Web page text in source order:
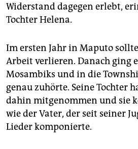
Widerstand dagegen erlebt,
Tochter Helena.
Im ersten Jahr in Maputo
Arbeit verlieren. Danach ging
Mosambiks und in die
genau zuhörte. Seine Tochter
dahin mitgenommen und sie
wie der Vater, der seit seiner
Lieder komponierte.